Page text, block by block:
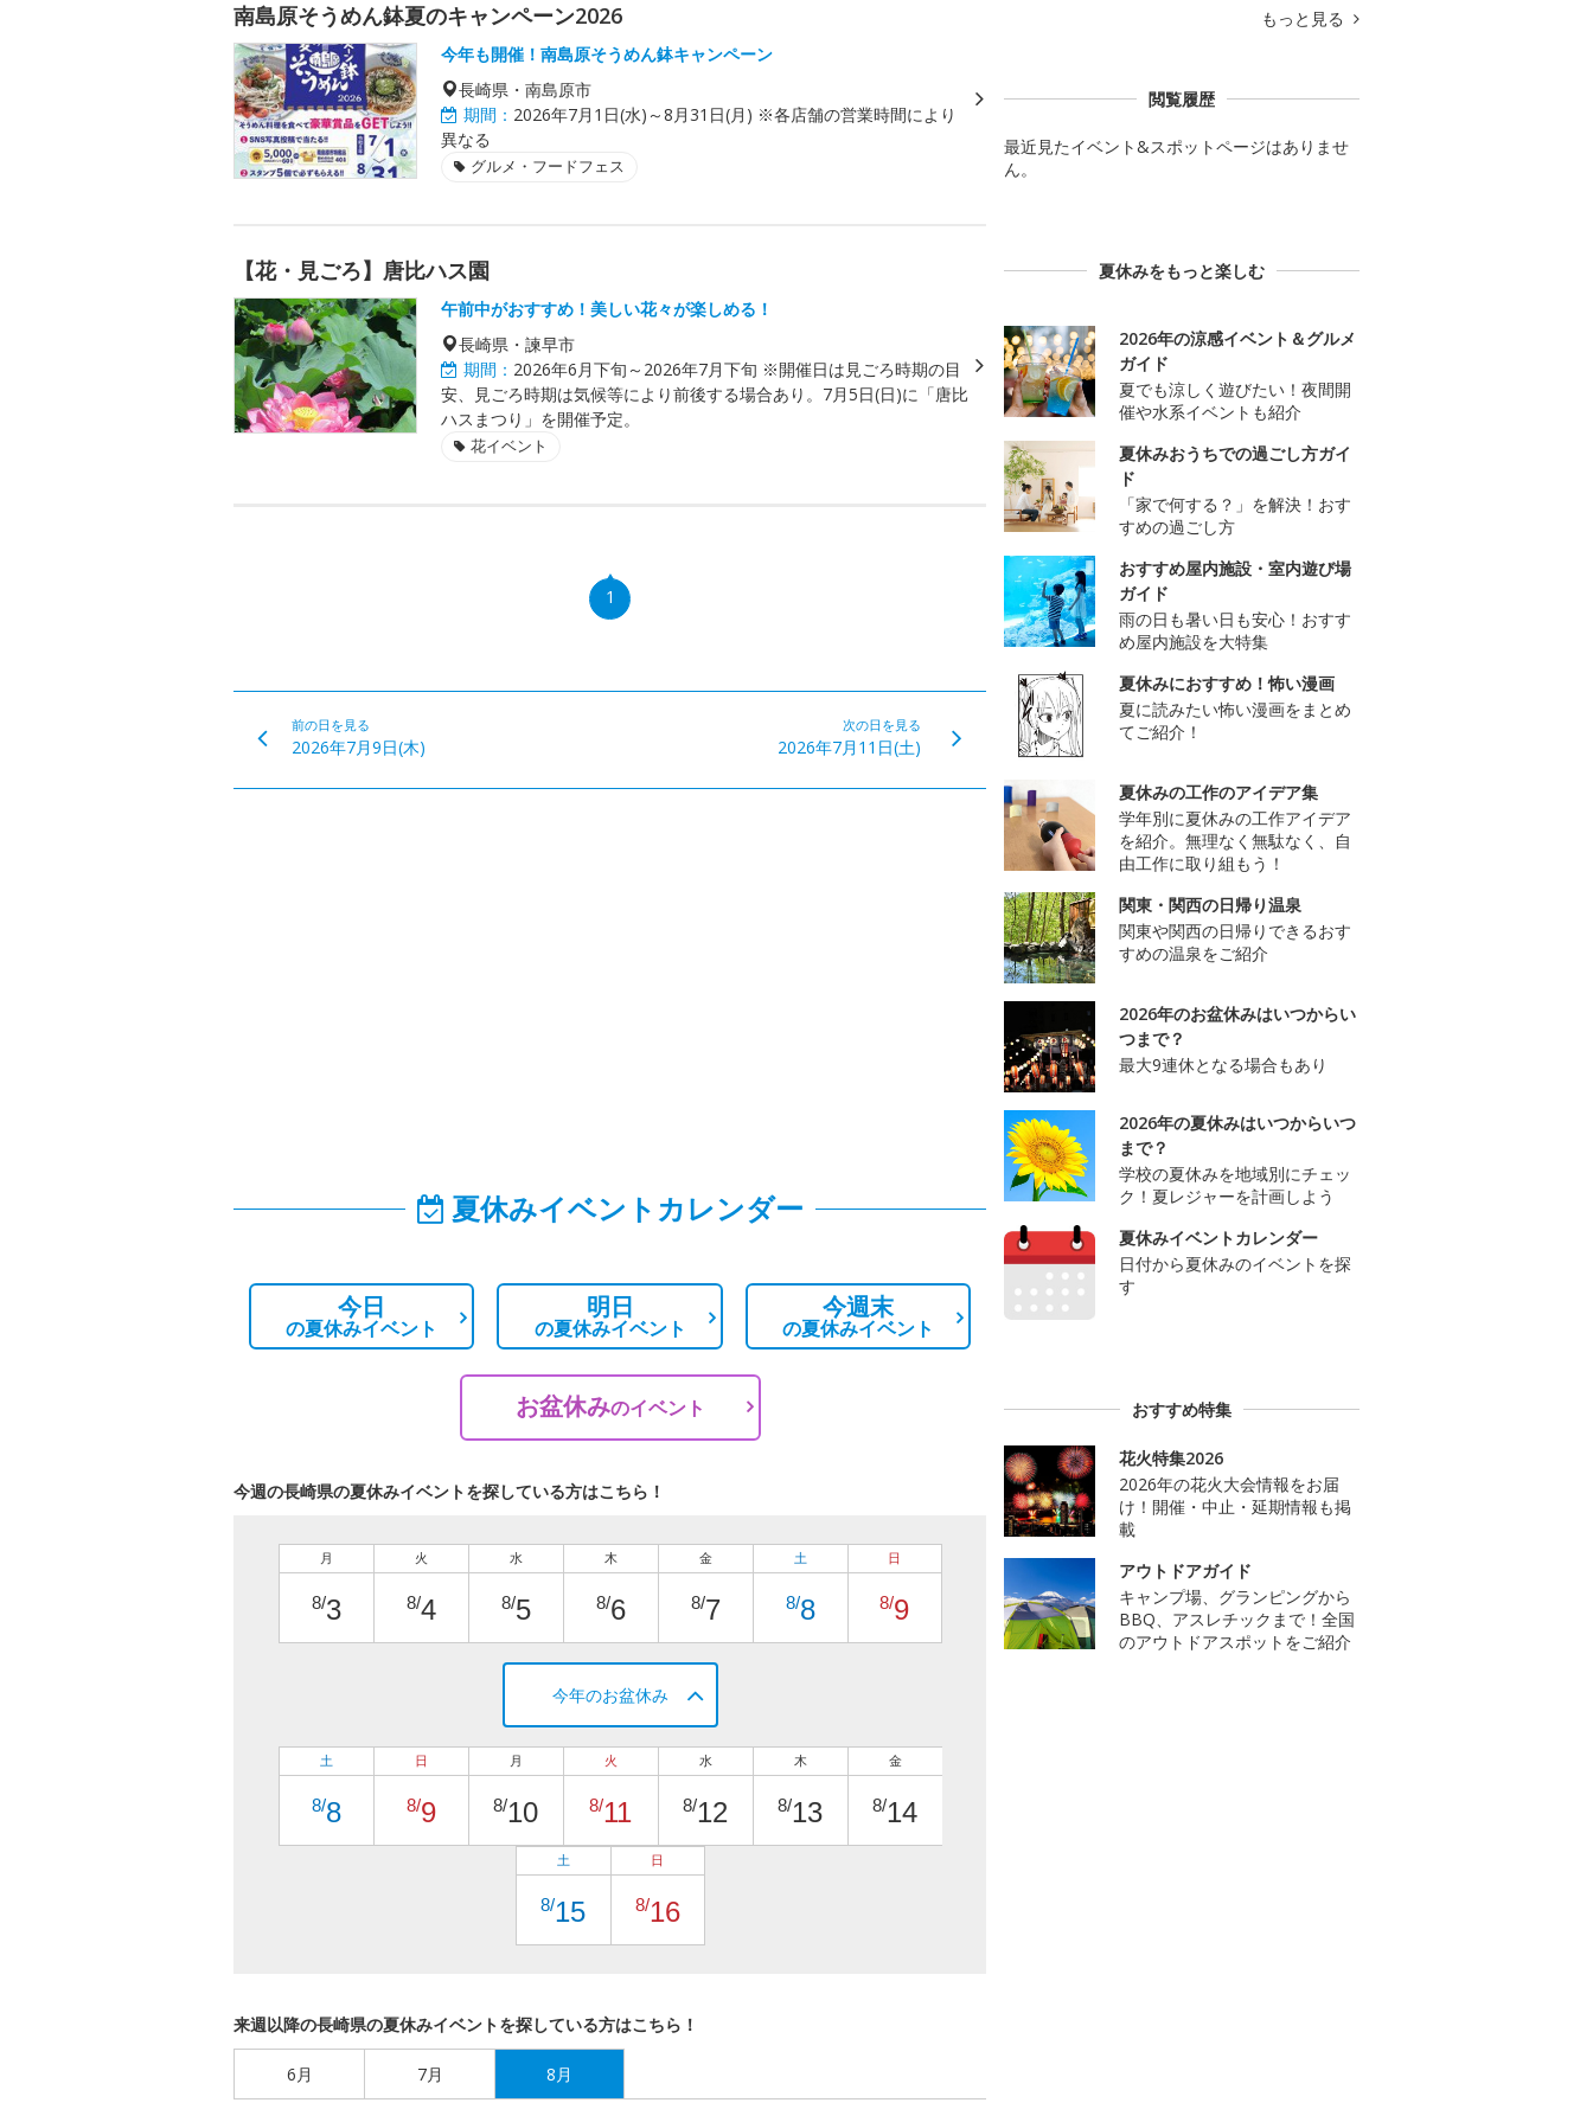
南島原そうめん鉢夏のキャンペーン2026
今年も開催！南島原そうめん鉢キャンペーン
長崎県・南島原市
期間： 2026年7月1日(水)～8月31日(月) ※各店舗の営業時間により
異なる
グルメ・フードフェス
【花・見ごろ】唐比ハス園
午前中がおすすめ！美しい花々が楽しめる！
長崎県・諫早市
期間： 2026年6月下旬～2026年7月下旬 ※開催日は見ごろ時期の目
安、見ごろ時期は気候等により前後する場合あり。7月5日(日)に「唐比
ハスまつり」を開催予定。
花イベント
1
前の日を見る
2026年7月9日(木)
次の日を見る
2026年7月11日(土)
夏休みイベントカレンダー
今日
の夏休みイベント
明日
の夏休みイベント
今週末
の夏休みイベント
お盆休みのイベント
今週の長崎県の夏休みイベントを探している方はこちら！
月
8/3
火
8/4
水
8/5
木
8/6
金
8/7
土
8/8
日
8/9
今年のお盆休み
土
8/8
日
8/9
月
8/10
火
8/11
水
8/12
木
8/13
金
8/14
土
8/15
日
8/16
来週以降の長崎県の夏休みイベントを探している方はこちら！
6月 7月 8月
もっと見る
閲覧履歴
最近見たイベント&スポットページはありませ
ん。
夏休みをもっと楽しむ
2026年の涼感イベント＆グルメ
ガイド
夏でも涼しく遊びたい！夜間開
催や水系イベントも紹介
夏休みおうちでの過ごし方ガイ
ド
「家で何する？」を解決！おす
すめの過ごし方
おすすめ屋内施設・室内遊び場
ガイド
雨の日も暑い日も安心！おすす
め屋内施設を大特集
夏休みにおすすめ！怖い漫画
夏に読みたい怖い漫画をまとめ
てご紹介！
夏休みの工作のアイデア集
学年別に夏休みの工作アイデア
を紹介。無理なく無駄なく、自
由工作に取り組もう！
関東・関西の日帰り温泉
関東や関西の日帰りできるおす
すめの温泉をご紹介
2026年のお盆休みはいつからい
つまで？
最大9連休となる場合もあり
2026年の夏休みはいつからいつ
まで？
学校の夏休みを地域別にチェッ
ク！夏レジャーを計画しよう
夏休みイベントカレンダー
日付から夏休みのイベントを探
す
おすすめ特集
花火特集2026
2026年の花火大会情報をお届
け！開催・中止・延期情報も掲
載
アウトドアガイド
キャンプ場、グランピングから
BBQ、アスレチックまで！全国
のアウトドアスポットをご紹介